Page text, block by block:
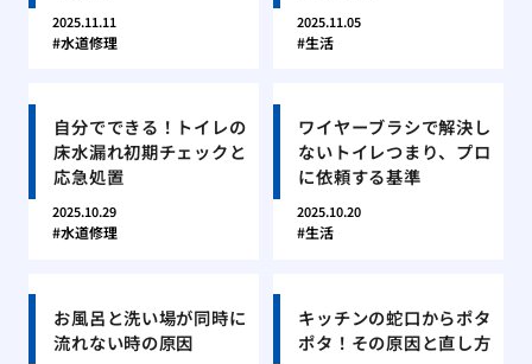
2025.11.11
水道修理
2025.11.05
生活
自分でできる！トイレの
床水漏れ初期チェックと
応急処置
2025.10.29
水道修理
ワイヤーブラシで解決し
ないトイレつまり、プロ
に依頼する基準
2025.10.20
生活
お風呂と洗い場が同時に
流れない時の原因
キッチンの蛇口からポタ
ポタ！その原因と直し方